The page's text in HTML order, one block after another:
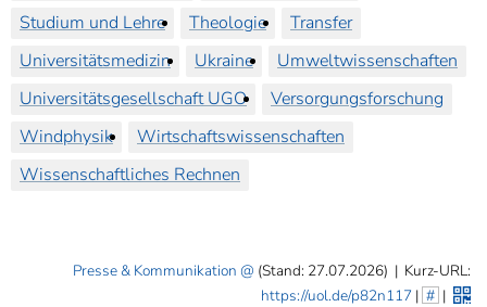
Studium und Lehre
Theologie
Transfer
Universitätsmedizin
Ukraine
Umweltwissenschaften
Universitätsgesellschaft UGO
Versorgungsforschung
Windphysik
Wirtschaftswissenschaften
Wissenschaftliches Rechnen
Presse & Kommunikation (Stand: 27.07.2026) | Kurz-URL:
https://uol.de/p82n117 | # |